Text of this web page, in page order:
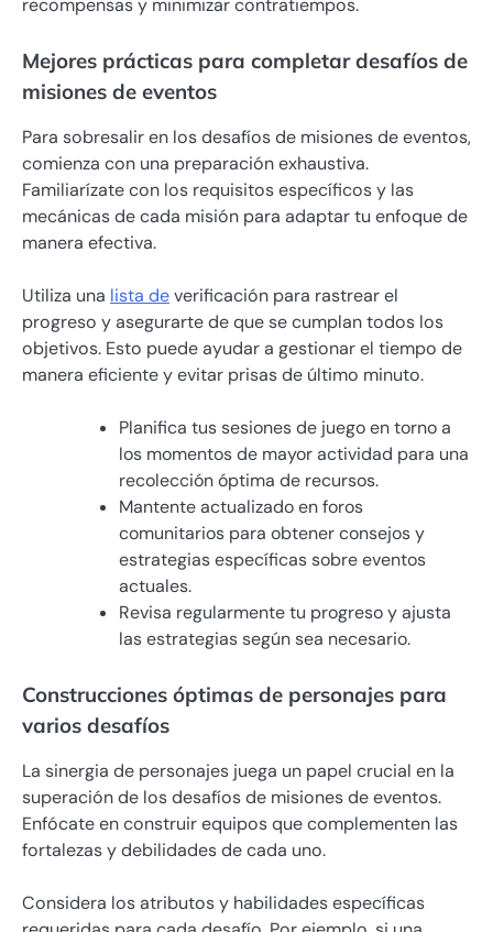
recompensas y minimizar contratiempos.
Mejores prácticas para completar desafíos de
misiones de eventos
Para sobresalir en los desafíos de misiones de eventos,
comienza con una preparación exhaustiva.
Familiarízate con los requisitos específicos y las
mecánicas de cada misión para adaptar tu enfoque de
manera efectiva.
Utiliza una lista deverificación para rastrear el
progreso y asegurarte de que se cumplan todos los
objetivos. Esto puede ayudar a gestionar el tiempo de
manera eficiente y evitar prisas de último minuto.
Planifica tus sesiones de juego en torno a
los momentos de mayor actividad para una
recolección óptima de recursos.
Mantente actualizado en foros
comunitarios para obtener consejos y
estrategias específicas sobre eventos
actuales.
Revisa regularmente tu progreso y ajusta
las estrategias según sea necesario.
Construcciones óptimas de personajes para
varios desafíos
La sinergia de personajes juega un papel crucial en la
superación de los desafíos de misiones de eventos.
Enfócate en construir equipos que complementen las
fortalezas y debilidades de cada uno.
Considera los atributos y habilidades específicas